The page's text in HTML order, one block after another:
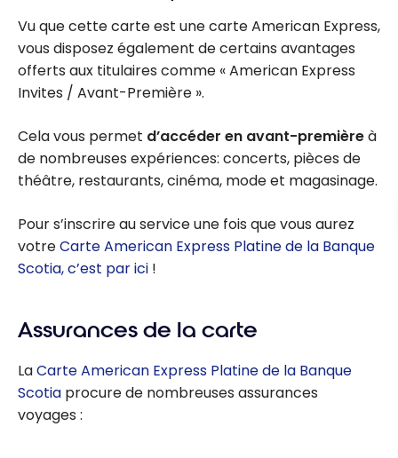
Vu que cette carte est une carte American Express,
vous disposez également de certains avantages
offerts aux titulaires comme « American Express
Invites / Avant-Première ».
Cela vous permet d’accéder en avant-premièreà
de nombreuses expériences: concerts, pièces de
théâtre, restaurants, cinéma, mode et magasinage.
Pour s’inscrire au service une fois que vous aurez
votreCarte American Express Platine de la Banque
Scotia,c’est par ici !
Assurances de la carte
LaCarte American Express Platine de la Banque
Scotia procure de nombreuses assurances
voyages :